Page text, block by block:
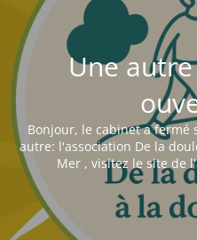
Une
Bonjour, le cabinet a fermé
autre: l'association De la
Mer , visitez le site de